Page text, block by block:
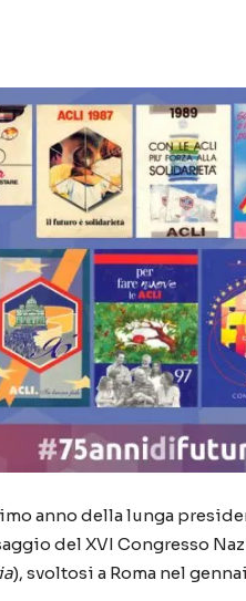
anno della lunga
del XVI Congresso N
), svoltosi a Roma nel